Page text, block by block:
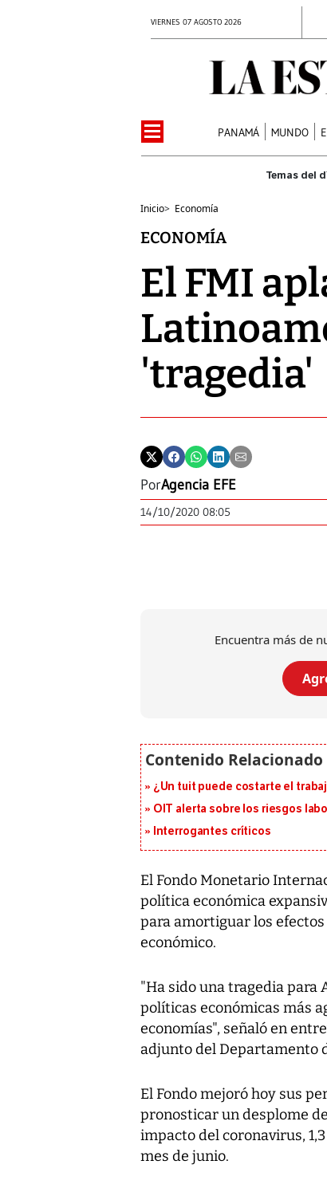
VIERNES 07 AGOSTO 2026
PANAMÁ MUNDO
Inicio> Economía
ECONOMÍA
El FMI
'tragedia'
PorAgencia EFE
14/10/2020 08:05
Encuentra más de
¿Un tuit puede costarte el
OIT alerta sobre los riesgos
Interrogantes críticos
El Fondo Monetario
política económica
para amortiguar los
económico.
"Ha sido una tragedia para
políticas económicas más
economías", señaló en
adjunto del Departamento
El Fondo mejoró hoy sus
pronosticar un desplome
impacto del coronavirus,
mes de junio.